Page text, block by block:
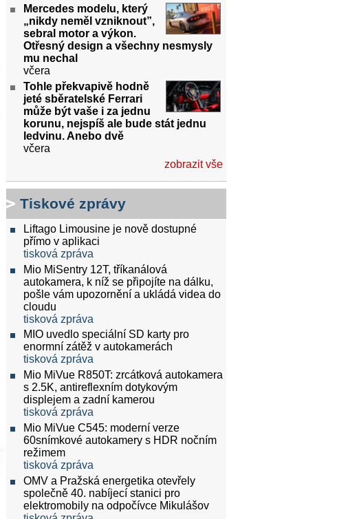
Mercedes modelu, který
„nikdy neměl vzniknout”,
sebral motor a výkon.
Otřesný design a všechny nesmysly
mu nechal
včera
Tohle překvapivě hodně
jeté sběratelské Ferrari
může být vaše i za jednu
korunu, nejspíš ale bude stát jednu
ledvinu. Anebo dvě
včera
zobrazit vše
Tiskové zprávy
Liftago Limousine je nově dostupné
přímo v aplikaci
tisková zpráva
Mio MiSentry 12T, tříkanálová
autokamera, k níž se připojíte na dálku,
pošle vám upozornění a ukládá videa do
cloudu
tisková zpráva
MIO uvedlo speciální SD karty pro
enormní zátěž v autokamerách
tisková zpráva
Mio MiVue R850T: zrcátková autokamera
s 2.5K, antireflexním dotykovým
displejem a zadní kamerou
tisková zpráva
Mio MiVue C545: moderní verze
60snímkové autokamery s HDR nočním
režimem
tisková zpráva
OMV a Pražská energetika otevřely
společně 40. nabíjecí stanici pro
elektromobily na odpočívce Mikulášov